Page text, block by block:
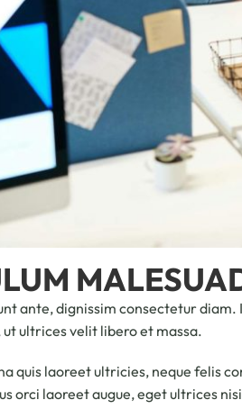
ante, dignissim consectetur
ut ultrices velit libero et massa.
quis laoreet ultricies, neque felis
orci laoreet augue, eget ultrices